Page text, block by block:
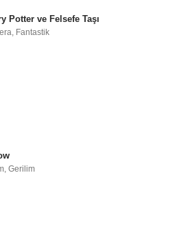
Potter ve Felsefe Taşı
, Fantastik
,Gerilim